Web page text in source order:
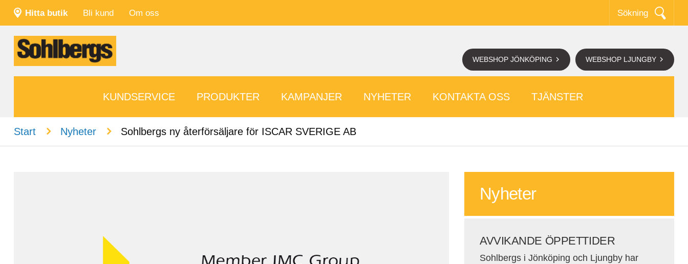
Hitta butik Bli kund Om oss Sökning
WEBSHOP LJUNGBY
WEBSHOP JÖNKÖPING
KUNDSERVICE PRODUKTER KAMPANJER NYHETER KONTAKTA OSS TJÄNSTER
Start n Nyheter n Sohlbergs ny återförsäljare för ISCAR SVERIGE AB
Nyheter
AVVIKANDE ÖPPETTIDER
Sohlbergs i Jönköping och Ljungby har